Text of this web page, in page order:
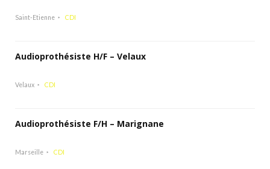
Saint-Etienne CDI
Audioprothésiste H/F – Velaux
Velaux CDI
Audioprothésiste F/H – Marignane
Marseille CDI